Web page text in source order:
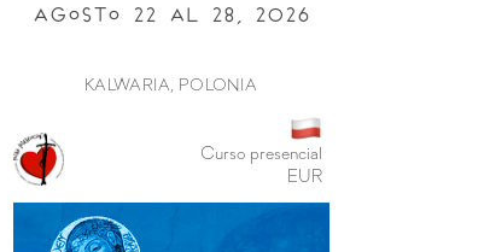
Agosto 22 al 28, 2026
KALWARIA, POLONIA
Curso presencial
EUR